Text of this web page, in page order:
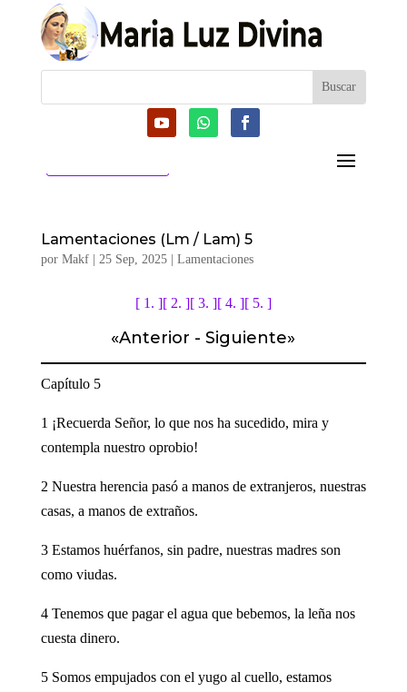
Lamentaciones (Lm / Lam) 5
por Makf| 25 Sep, 2025| Lamentaciones
[ 1. ][ 2. ][ 3. ][ 4. ][ 5. ]
«Anterior -Siguiente»
Capítulo 5
1 ¡Recuerda Señor, lo que nos ha sucedido, mira y
contempla nuestro oprobio!
2 Nuestra herencia pasó a manos de extranjeros, nuestras
casas, a manos de extraños.
3 Estamos huérfanos, sin padre, nuestras madres son
como viudas.
4 Tenemos que pagar el agua que bebemos, la leña nos
cuesta dinero.
5 Somos empujados con el yugo al cuello, estamos